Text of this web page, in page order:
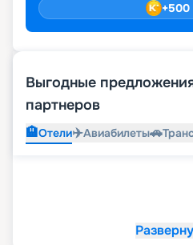
+500
Выгодные
партнеров
🏨Отели✈️Авиабилеты🚗